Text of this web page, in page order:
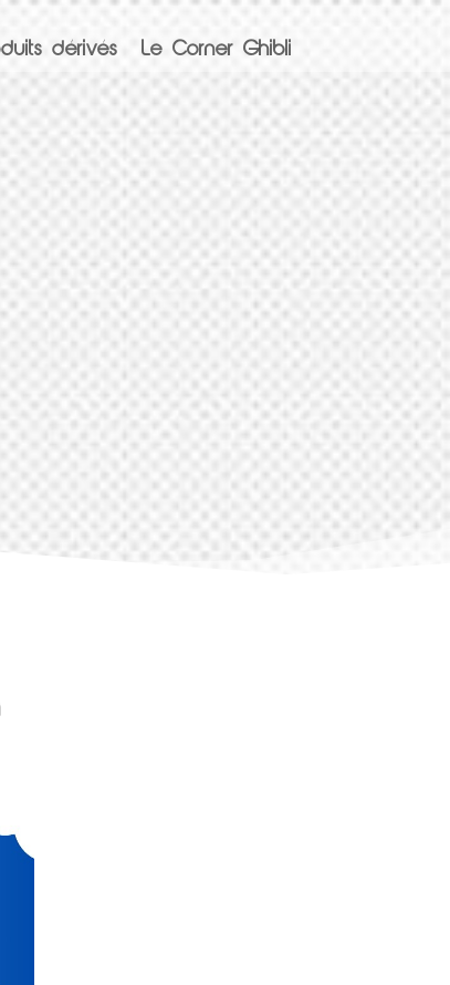
dérivés Le Corner Ghibli